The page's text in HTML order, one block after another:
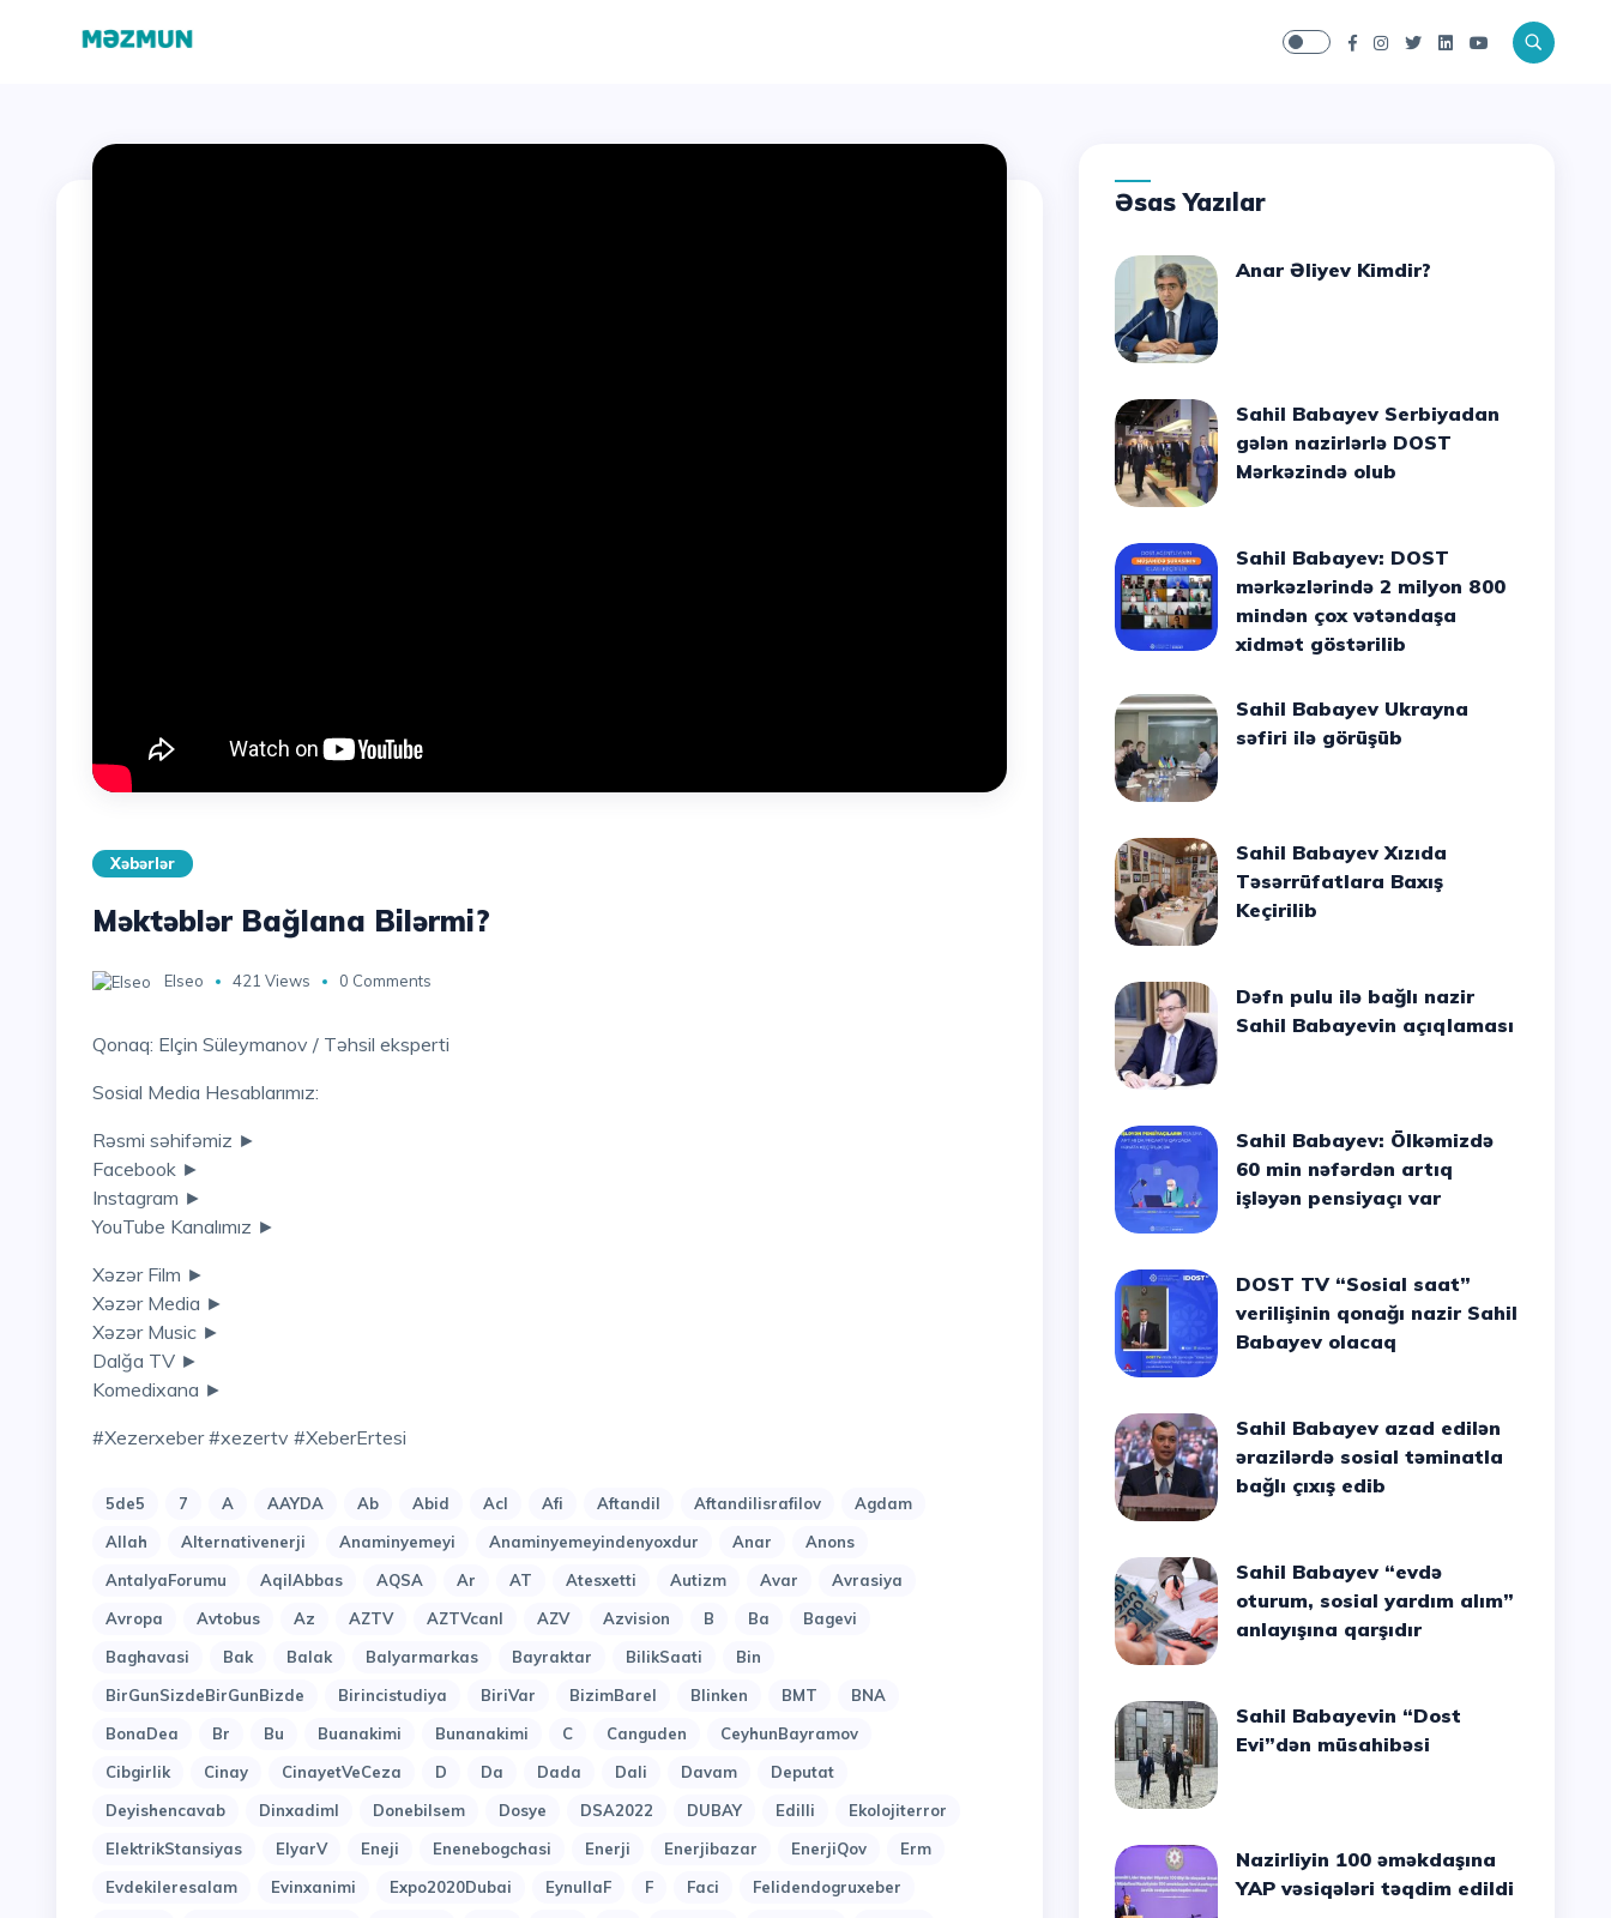
Xəbərlər
Məktəblər Bağlana Bilərmi?
Elseo 421 Views 0 Comments
Qonaq: Elçin Süleymanov / Təhsil eksperti
Sosial Media Hesablarımız:
Rəsmi səhifəmiz ►
Facebook ►
Instagram ►
YouTube Kanalımız ►
Xəzər Film ►
Xəzər Media ►
Xəzər Music ►
Dalğa TV ►
Komedixana ►
#xezerxeber #xezertv #XeberErtesi
5de5 7 A AAYDA Ab Abid Acl Afi Aftandil Aftandilisrafilov
Agdam
Allah
Alternativenerji Anaminyemeyi Anaminyemeyindenyoxdur Anar
Anons
AntalyaForumu
AqilAbbas AQSA Ar AT Atesxetti Autizm Avar
Avrasiya
Avropa
Avtobus Az AZTV AZTVcanl AZV Azvision B Ba
Bagevi
Baghavasi
Bak Balak Balyarmarkas Bayraktar BilikSaati
Bin
BirGunSizdeBirGunBizde
Birincistudiya BiriVar BizimBarel Blinken BMT
BNA
BonaDea
Br Bu Buanakimi Bunanakimi C Canguden
CeyhunBayramov
Cibgirlik
Cinay CinayetVeCeza D Da Dada Dali Davam
Deputat
Deyishencavab
Dinxadiml Donebilsem Dosye DSA2022 DUBAY Edilli
Ekolojiterror
ElektrikStansiyas
ElyarV Eneji Enenebogchasi Enerji Enerjibazar EnerjiQov
Erm
Evdekileresalam
Evinxanimi Expo2020Dubai EynullaF F Faci
Felidendogruxeber
Əsas Yazılar
Anar Əliyev Kimdir?
Sahil Babayev Serbiyadan
gələn nazirlərlə DOST
Mərkəzində olub
Sahil Babayev: DOST
mərkəzlərində 2 milyon 800
mindən çox vətəndaşa
xidmət göstərilib
Sahil Babayev Ukrayna
səfiri ilə görüşüb
Sahil Babayev Xızıda
Təsərrüfatlara Baxış
Keçirilib
Dəfn pulu ilə bağlı nazir
Sahil Babayevin açıqlaması
Sahil Babayev: Ölkəmizdə
60 min nəfərdən artıq
işləyən pensiyaçı var
DOST TV “Sosial saat”
verilişinin qonağı nazir Sahil
Babayev olacaq
Sahil Babayev azad edilən
ərazilərdə sosial təminatla
bağlı çıxış edib
Sahil Babayev “evdə
oturum, sosial yardım alım”
anlayışına qarşıdır
Sahil Babayevin “Dost
Evi”dən müsahibəsi
Nazirliyin 100 əməkdaşına
YAP vəsiqələri təqdim edildi